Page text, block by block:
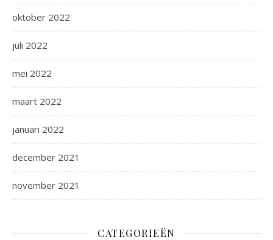
oktober 2022
juli 2022
mei 2022
maart 2022
januari 2022
december 2021
november 2021
CATEGORIEËN